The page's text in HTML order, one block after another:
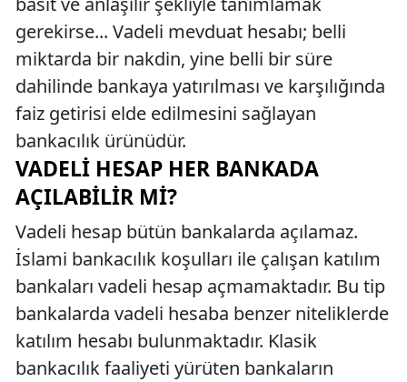
gerekirse... Vadeli mevduat hesabı; belli
miktarda bir nakdin, yine belli bir süre
dahilinde bankaya yatırılması ve karşılığında
faiz getirisi elde edilmesini sağlayan
bankacılık ürünüdür.
VADELI HESAP HER BANKADA
AÇILABILIR MI?
Vadeli hesap bütün bankalarda açılamaz.
İslami bankacılık koşulları ile çalışan katılım
bankaları vadeli hesap açmamaktadır. Bu tip
bankalarda vadeli hesaba benzer niteliklerde
katılım hesabı bulunmaktadır. Klasik
bankacılık faaliyeti yürüten bankaların